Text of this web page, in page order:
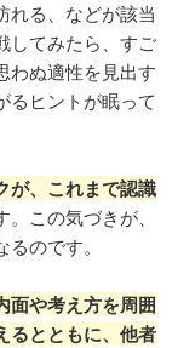
れる、などが該当
してみたら、すご
わぬ適性を見出す
るヒントが眠って
が、これまで認識
。この気づきが、
のです。
面や考え方を周囲
るとともに、他者